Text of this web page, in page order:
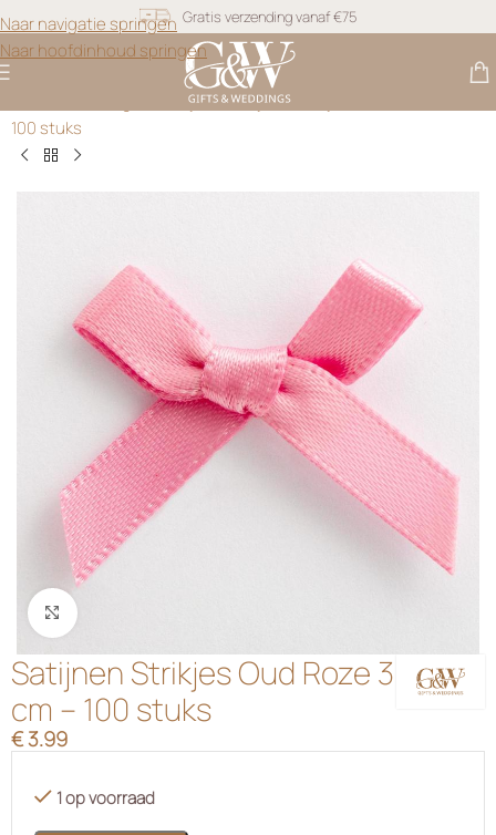
Naar navigatie springen
Naar hoofdinhoud springen
Snel geleverd
Gratis personalisatie
Strikjes>Satijnen Strikjes Oud Roze 3 cm –
100 stuks
Klik om te vergroten
Satijnen Strikjes Oud Roze 3
cm – 100 stuks
€3.99
1 op voorraad